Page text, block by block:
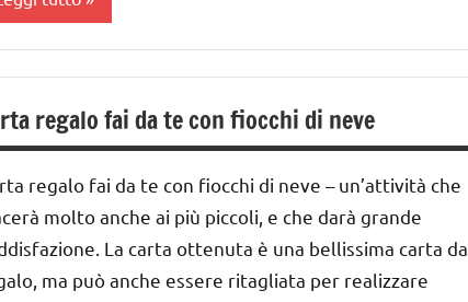
ETA'
per
0
regalo fai da te con fiocchi di neve
regalo fai da te con fiocchi di neve – un’attività che
molto anche ai più piccoli, e che darà grande
La carta ottenuta è una bellissima carta da
ma può anche essere ritagliata per realizzare